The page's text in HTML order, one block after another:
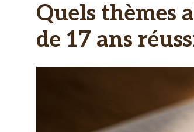
Quels thèmes
de 17 ans